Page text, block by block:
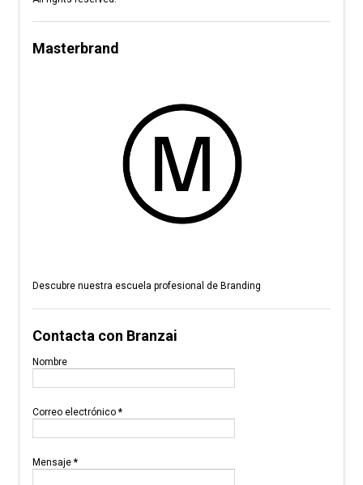
Masterbrand
Descubre nuestra escuela profesional de Branding
Contacta con Branzai
Nombre
Correo electrónico *
Mensaje *